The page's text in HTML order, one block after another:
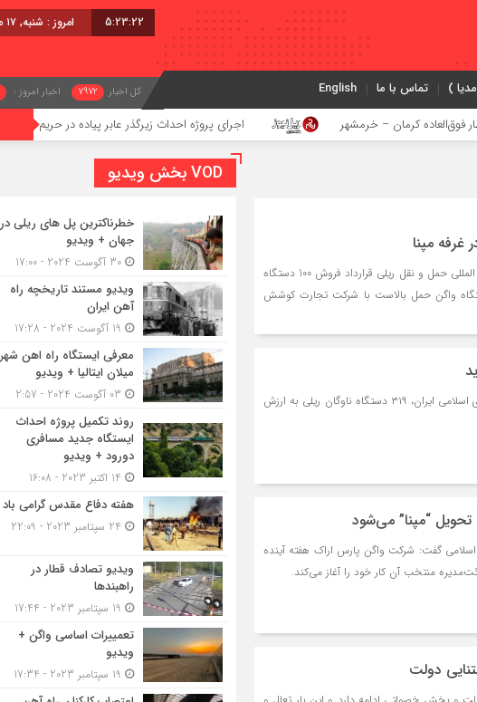
5:23:22 امروز : شنبه, ۱۷ مرداد , ۱۴۰۵
) تماس با ما English کل اخبار 7972 اخبار امروز :
کرمان – خرمشهر اجرای پروژه احداث زیرگذر عابر پیاده در حریم ریلی قائمشهر
شرکت واگن پارس در نخستین روز دهمین نمایشگاه بین المللی حمل و نقل ریلی قرارداد فروش 100 دستگاه
غلات به شرکت پارسیان ریل شرق و 50 دستگاه واگن حمل بالاست با شرکت تجارت کوشش
با حضور وزیر راه وشهرسازی و مدیرعامل راه آهن جمهوری اسلامی ایران، ۳۱۹ دستگاه ناوگان ریلی به ارزش
“مپنا” می‌شود
گفت: شرکت واگن پارس اراک هفته آینده
منتخب آن کار خود را آغاز می‌کند.
دولت
VOD بخش ویدیو
خطرناکترین پل های ریلی در
جهان + ویدیو
ویدیو مستند تاریخچه راه
آهن ایران
معرفی ایستگاه راه اهن شهر
میلان ایتالیا + ویدیو
روند تکمیل پروژه احداث
ایستگاه جدید مسافری
دورود + ویدیو
هفته دفاع مقدس گرامی باد
ویدیو تصادف قطار در
راهبندها
تعمییرات اساسی واگن +
ویدیو